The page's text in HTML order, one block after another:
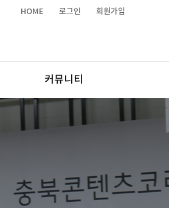
HOME 로그인 회원가입
커뮤니티